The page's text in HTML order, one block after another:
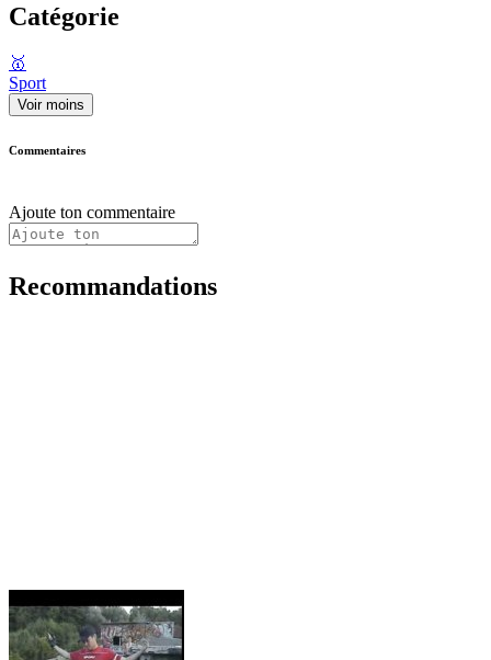
Catégorie
🥇
Sport
Voir moins
Commentaires
Ajoute ton commentaire
Recommandations